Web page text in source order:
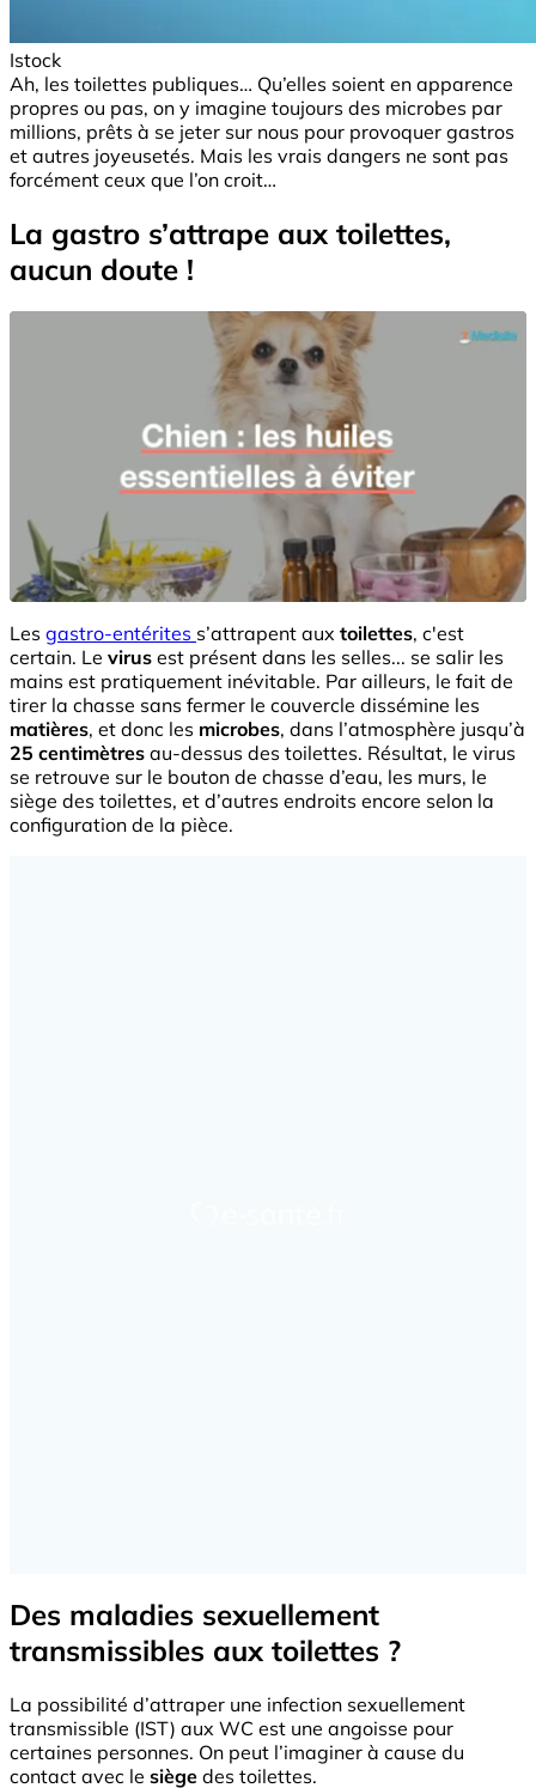
Istock
Ah, les toilettes publiques… Qu’elles soient en apparence
propres ou pas, on y imagine toujours des microbes par
millions, prêts à se jeter sur nous pour provoquer gastros
et autres joyeusetés. Mais les vrais dangers ne sont pas
forcément ceux que l’on croit…
La gastro s’attrape aux toilettes,
aucun doute !
Les gastro-entérites s’attrapent aux toilettes, c'est
certain. Le virus est présent dans les selles... se salir les
mains est pratiquement inévitable. Par ailleurs, le fait de
tirer la chasse sans fermer le couvercle dissémine les
matières, et donc les microbes, dans l’atmosphère jusqu’à
25 centimètres au-dessus des toilettes. Résultat, le virus
se retrouve sur le bouton de chasse d’eau, les murs, le
siège des toilettes, et d’autres endroits encore selon la
configuration de la pièce.
Des maladies sexuellement
transmissibles aux toilettes ?
La possibilité d’attraper une infection sexuellement
transmissible (IST) aux WC est une angoisse pour
certaines personnes. On peut l’imaginer à cause du
contact avec le siège des toilettes.